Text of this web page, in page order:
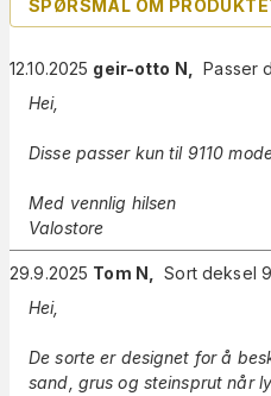
SPØRSMÅL OM
12.10.2025 geir-otto N
Passer
Hei,
Disse passer kun til 9110
Med vennlig hilsen
Valostore
29.9.2025 Tom N
Sort deksel
Hei,
De sorte er designet for å
sand, grus og steinsprut når